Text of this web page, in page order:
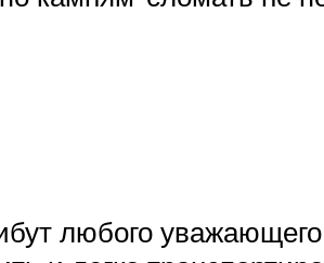
любого